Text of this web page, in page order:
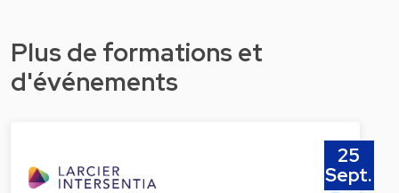
Plus de formations et
d'événements
25
Sept.